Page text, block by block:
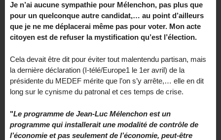
Je n’ai aucune sympathie pour Mélenchon, pas plus que
pour un quelconque autre candidat,… au point d’ailleurs
que je ne me déplacerai même pas pour voter. Mon acte
citoyen est de refuser la mystification qu’est l’élection.
Cela devait être dit pour éviter tout malentendu partisan, mais
la dernière déclaration (I-télé/Europe1 le 1er avril) de la
présidente du MEDEF mérite que l’on s’y arrête,… elle en dit
long sur le cynisme du patronal et ces temps de crise.
"Le programme de Jean-Luc Mélenchon est un
programme qui installerait une modalité de contrôle de
l’économie et pas seulement de l’économie, peut-être